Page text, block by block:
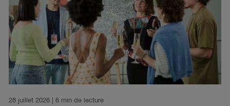
28 juillet 2026 | 6 min de lecture